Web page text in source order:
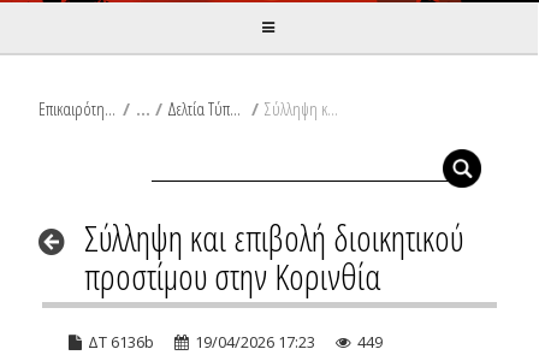
Επικαιρότητα / Δελτία Τύπου / Σύλληψη και επιβολή διοικητικού προστίμου στην Κορινθία
Σύλληψη και επιβολή διοικητικού
προστίμου στην Κορινθία
ΔΤ 6136b 19/04/2026 17:23 449